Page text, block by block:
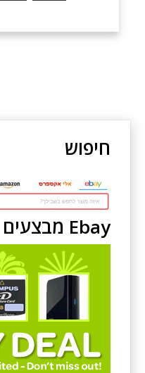
חיפוש
Ebay מבצעים מטורפים